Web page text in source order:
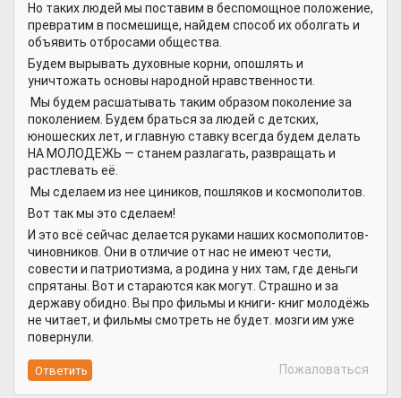
Но таких людей мы поставим в беспомощное положение,
превратим в посмешище, найдем способ их оболгать и
объявить отбросами общества.
Будем вырывать духовные корни, опошлять и
уничтожать основы народной нравственности.
Мы будем расшатывать таким образом поколение за
поколением. Будем браться за людей с детских,
юношеских лет, и главную ставку всегда будем делать
НА МОЛОДЕЖЬ — станем разлагать, развращать и
растлевать её.
Мы сделаем из нее циников, пошляков и космополитов.
Вот так мы это сделаем!
И это всё сейчас делается руками наших космополитов-
чиновников. Они в отличие от нас не имеют чести,
совести и патриотизма, а родина у них там, где деньги
спрятаны. Вот и стараются как могут. Страшно и за
державу обидно. Вы про фильмы и книги- книг молодёжь
не читает, и фильмы смотреть не будет. мозги им уже
повернули.
Пожаловаться